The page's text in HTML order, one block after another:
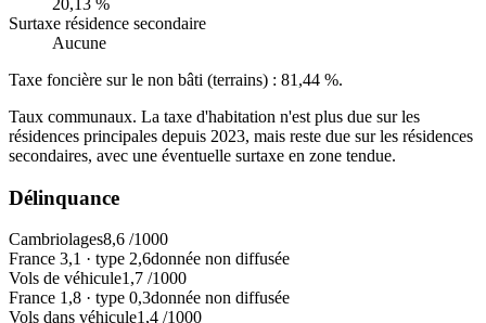
20,13 %
Surtaxe résidence secondaire
Aucune
Taxe foncière sur le non bâti (terrains) : 81,44 %.
Taux communaux. La taxe d'habitation n'est plus due sur les
résidences principales depuis 2023, mais reste due sur les résidences
secondaires, avec une éventuelle surtaxe en zone tendue.
Délinquance
Cambriolages8,6 /1000
France 3,1 · type 2,6donnée non diffusée
Vols de véhicule1,7 /1000
France 1,8 · type 0,3donnée non diffusée
Vols dans véhicule1,4 /1000